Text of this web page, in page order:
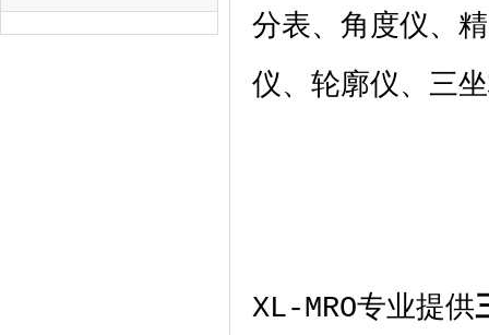
分表、角度仪、
仪、轮廓仪、三
XL-MRO专业提供